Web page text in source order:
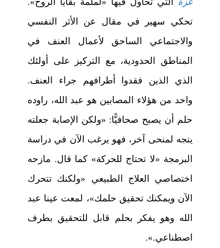
تحكي سهير في مقال عن الأثر النفسي
والاجتماعي الساحق لأعمال العنف في
المناطق الحدودية، مع التركيز على أولئك
الذي الذين فقدوا أطرافهم جراء العنف.
واحد من هؤلاء المصابين هو عبد الله، راوده
حلم أن يصبح صحافيًّا: «ولكن الإصابة جعلته
يتجه لمنحى آخر، فهو يرغب الآن في دراسة
البرمجة «لا تحتاج للحركة» كما قال. مازحه
اختصاصي العلاج الطبيعي «ولكنك تتحرك
الآن ويمكنك تحقيق حلمك»، لمعت عينا عبد
الله وهو يفكر بحلم قابل للتحقيق بطرف
اصطناعي.».